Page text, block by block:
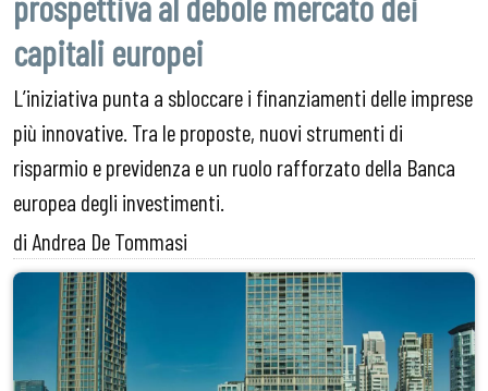
capitali europei
L’iniziativa punta a sbloccare i finanziamenti delle imprese
più innovative. Tra le proposte, nuovi strumenti di
risparmio e previdenza e un ruolo rafforzato della Banca
europea degli investimenti.
di Andrea De Tommasi